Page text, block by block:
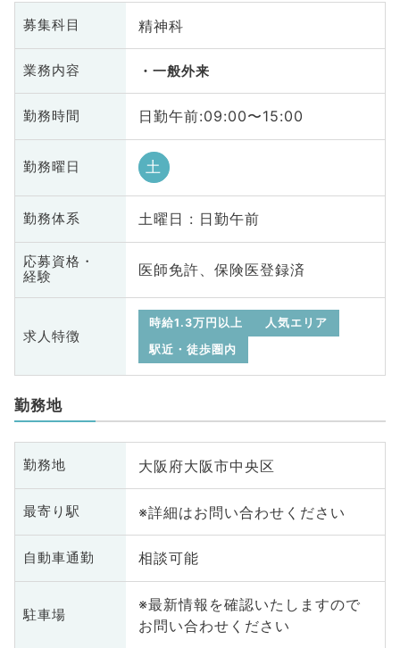
募集科目 精神科
業務内容 一般外来
勤務時間 日勤午前:09:00〜15:00
勤務曜日 土
勤務体系 土曜日 : 日勤午前
応募資格・
経験
医師免許、保険医登録済
求人特徴
時給1.3万円以上
人気エリア
駅近・徒歩圏内
勤務地
勤務地 大阪府大阪市中央区
最寄り駅 ※詳細はお問い合わせください
自動車通勤 相談可能
駐車場
※最新情報を確認いたしますので
お問い合わせください